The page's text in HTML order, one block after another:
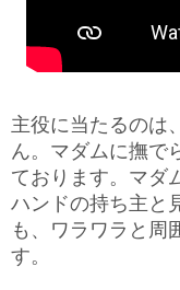
主役に当たるのは
ん。マダムに撫で
ております。マダ
ハンドの持ち主と
も、ワラワラと周
す。